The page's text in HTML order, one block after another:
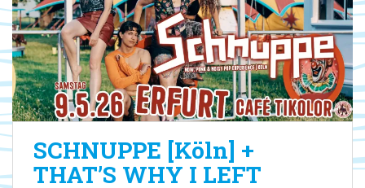
SCHNUPPE [Köln] +
THAT’S WHY I LEFT